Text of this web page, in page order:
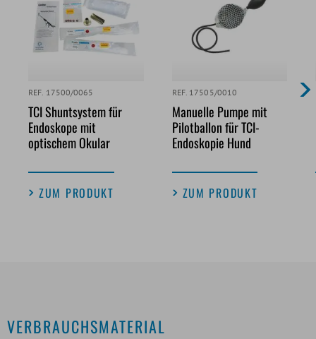
REF. 17500/0065
TCI Shuntsystem für
Endoskope mit
optischem Okular
ZUM PRODUKT
REF. 17505/0010
Manuelle Pumpe mit
Pilotballon für TCI-
Endoskopie Hund
ZUM PRODUKT
VERBRAUCHSMATERIAL